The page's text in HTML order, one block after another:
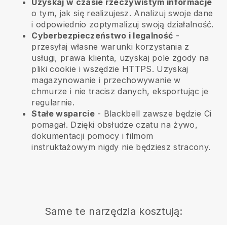
Uzyskaj w czasie rzeczywistym informacje
o tym, jak się realizujesz. Analizuj swoje dane
i odpowiednio zoptymalizuj swoją działalność.
Cyberbezpieczeństwo i legalność -
przesyłaj własne warunki korzystania z
usługi, prawa klienta, uzyskaj pole zgody na
pliki cookie i wszędzie HTTPS. Uzyskaj
magazynowanie i przechowywanie w
chmurze i nie tracisz danych, eksportując je
regularnie.
Stałe wsparcie- Blackbell zawsze będzie Ci
pomagał. Dzięki obsłudze czatu na żywo,
dokumentacji pomocy i filmom
instruktażowym nigdy nie będziesz stracony.
Same te narzędzia kosztują: